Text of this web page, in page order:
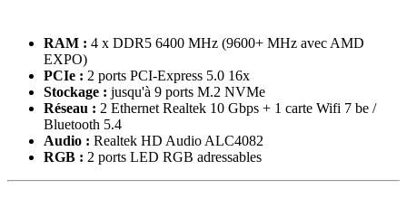
RAM : 4 x DDR5 6400 MHz (9600+ MHz avec AMD
EXPO)
PCIe : 2 ports PCI-Express 5.0 16x
Stockage : jusqu'à 9 ports M.2 NVMe
Réseau : 2 Ethernet Realtek 10 Gbps + 1 carte Wifi 7 be /
Bluetooth 5.4
Audio : Realtek HD Audio ALC4082
RGB : 2 ports LED RGB adressables